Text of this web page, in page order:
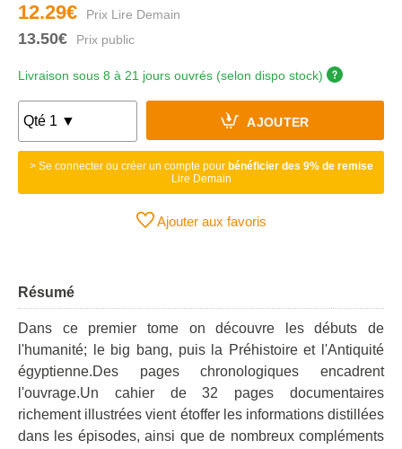
12.29€
13.50€
Livraison sous 8 à 21 jours ouvrés (selon dispo stock)
AJOUTER
> Se connecter ou créer un compte pour bénéficier des 9% de remise
Lire Demain
Ajouter aux favoris
Résumé
Dans ce premier tome on découvre les débuts de
l'humanité; le big bang, puis la Préhistoire et l'Antiquité
égyptienne.Des pages chronologiques encadrent
l'ouvrage.Un cahier de 32 pages documentaires
richement illustrées vient étoffer les informations distillées
dans les épisodes, ainsi que de nombreux compléments